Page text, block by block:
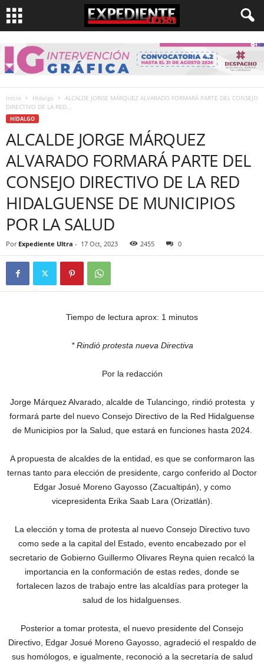
Inicio Hidalgo
ALCALDE JORGE MÁRQUEZ ALVARADO FORMARÁ PARTE DEL CONSEJO
DIRECTIVO DE LA RED...
HIDALGO
ALCALDE JORGE MÁRQUEZ
ALVARADO FORMARÁ PARTE DEL
CONSEJO DIRECTIVO DE LA RED
HIDALGUENSE DE MUNICIPIOS
POR LA SALUD
Por Expediente Ultra - 17 Oct, 2023 2455 0
Tiempo de lectura aprox: 1 minutos
* Rindió protesta nueva Directiva
Por la redacción
Jorge Márquez Alvarado, alcalde de Tulancingo, rindió protesta y
formará parte del nuevo Consejo Directivo de la Red Hidalguense
de Municipios por la Salud, que estará en funciones hasta 2024.
A propuesta de alcaldes de la entidad, es que se conformaron las
ternas tanto para elección de presidente, cargo conferido al Doctor
Edgar Josué Moreno Gayosso (Zacualtipán), y como
vicepresidenta Erika Saab Lara (Orizatlán).
La elección y toma de protesta al nuevo Consejo Directivo tuvo
como sede a la capital del Estado, evento encabezado por el
secretario de Gobierno Guillermo Olivares Reyna quien recalcó la
importancia en la conformación de estas redes, donde se
fortalecen lazos de trabajo entre las alcaldías para proteger la
salud de los hidalguenses.
Posterior a tomar protesta, el nuevo presidente del Consejo
Directivo, Edgar Josué Moreno Gayosso, agradeció el respaldo de
sus homólogos, e igualmente, reconoció a la secretaría de salud